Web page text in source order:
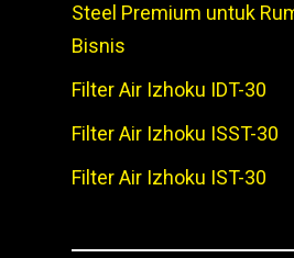
Steel Premium untuk
Bisnis
Filter Air Izhoku IDT-30
Filter Air Izhoku ISST-30
Filter Air Izhoku IST-30